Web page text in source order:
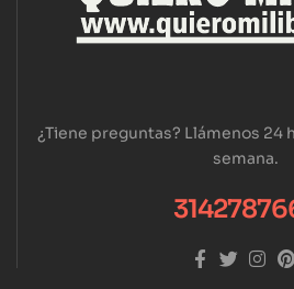
¿Tiene preguntas? Llámenos 24
semana.